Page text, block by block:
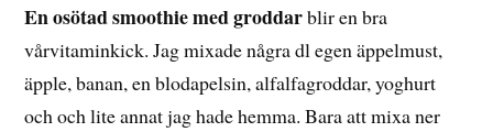
En osötad smoothie med groddarblir en bra
vårvitaminkick. Jag mixade några dl egen äppelmust,
äpple, banan, en blodapelsin, alfalfagroddar, yoghurt
och och lite annat jag hade hemma. Bara att mixa ner